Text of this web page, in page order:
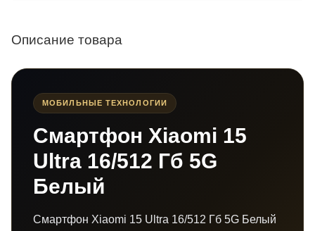
Описание товара
МОБИЛЬНЫЕ ТЕХНОЛОГИИ
Смартфон Xiaomi 15
Ultra 16/512 Гб 5G
Белый
Смартфон Xiaomi 15 Ultra 16/512 Гб 5G Белый